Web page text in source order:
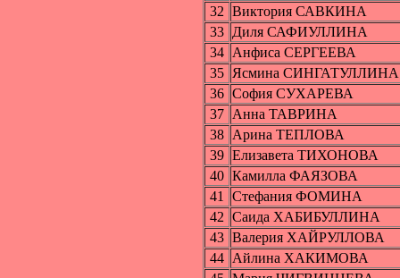
32 Виктория САВКИНА
33 Диля САФИУЛЛИНА
34 Анфиса СЕРГЕЕВА
35 Ясмина СИНГАТУЛЛИНА
36 София СУХАРЕВА
37 Анна ТАВРИНА
38 Арина ТЕПЛОВА
39 Елизавета ТИХОНОВА
40 Камилла ФАЯЗОВА
41 Стефания ФОМИНА
42 Саида ХАБИБУЛЛИНА
43 Валерия ХАЙРУЛЛОВА
44 Айлина ХАКИМОВА